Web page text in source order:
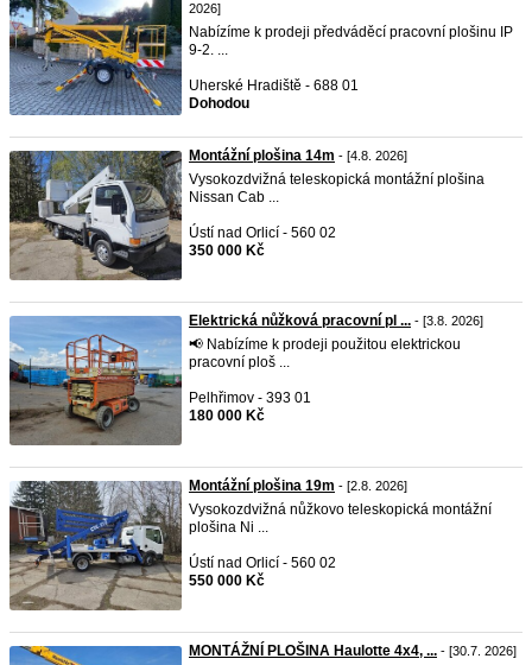
2026]
Nabízíme k prodeji předváděcí pracovní plošinu IP
9-2. ...
Uherské Hradiště - 688 01
Dohodou
Montážní plošina 14m - [4.8. 2026]
Vysokozdvižná teleskopická montážní plošina
Nissan Cab ...
Ústí nad Orlicí - 560 02
350 000 Kč
Elektrická nůžková pracovní pl ... - [3.8. 2026]
📢 Nabízíme k prodeji použitou elektrickou
pracovní ploš ...
Pelhřimov - 393 01
180 000 Kč
Montážní plošina 19m - [2.8. 2026]
Vysokozdvižná nůžkovo teleskopická montážní
plošina Ni ...
Ústí nad Orlicí - 560 02
550 000 Kč
MONTÁŽNÍ PLOŠINA Haulotte 4x4, ... - [30.7. 2026]